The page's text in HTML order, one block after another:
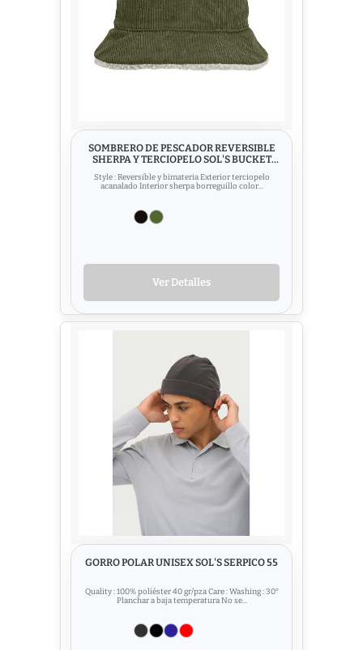
SOMBRERO DE PESCADOR REVERSIBLE
SHERPA Y TERCIOPELO SOL'S BUCKET
Style : Reversible y bimateria Exterior terciopelo
acanalado Interior sherpa borreguillo color...
Ver Detalles
GORRO POLAR UNISEX SOL'S SERPICO 55
Quality : 100% poliéster 40 gr/pza Care : Washing : 30°
Planchar a baja temperatura No se...